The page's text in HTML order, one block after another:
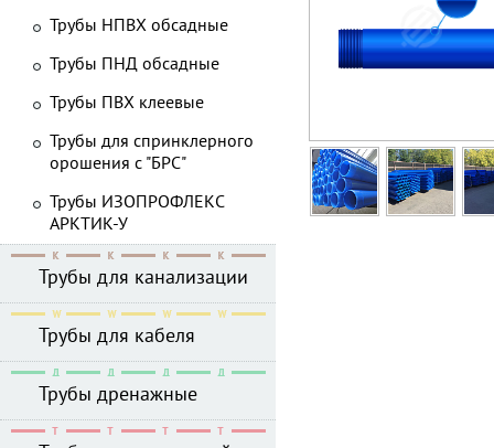
Трубы НПВХ обсадные
Трубы ПНД обсадные
Трубы ПВХ клеевые
Трубы для спринклерного
орошения с "БРС"
Трубы ИЗОПРОФЛЕКС
АРКТИК-У
Трубы для канализации
Трубы для кабеля
Трубы дренажные